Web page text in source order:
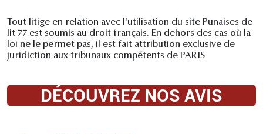
Tout litige en relation avec l'utilisation du site Punaises de
lit 77 est soumis au droit français. En dehors des cas où la
loi ne le permet pas, il est fait attribution exclusive de
juridiction aux tribunaux compétents de PARIS
DÉCOUVREZ NOS AVIS